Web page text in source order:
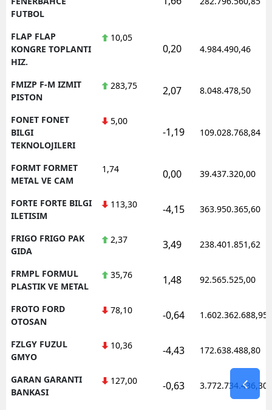
FUTBOL
FLAP FLAP
KONGRE TOPLANTI
HIZ.
10,05
0,20 4.984.490,46
FMIZP F-M IZMIT
PISTON
283,75 2,07 8.048.478,50
FONET FONET
BILGI
TEKNOLOJILERI
5,00
-1,19 109.028.768,84
FORMT FORMET
METAL VE CAM
1,74 0,00 39.437.320,00
FORTE FORTE BILGI
ILETISIM
113,30 -4,15 363.950.365,60
FRIGO FRIGO PAK
GIDA
2,37 3,49 238.401.851,62
FRMPL FORMUL
PLASTIK VE METAL
35,76 1,48 92.565.525,00
FROTO FORD
OTOSAN
78,10 -0,64 1.602.362.688,95
FZLGY FUZUL
GMYO
10,36 -4,43 172.638.488,80
GARAN GARANTI
BANKASI
127,00 -0,63 3.772.734.436,30